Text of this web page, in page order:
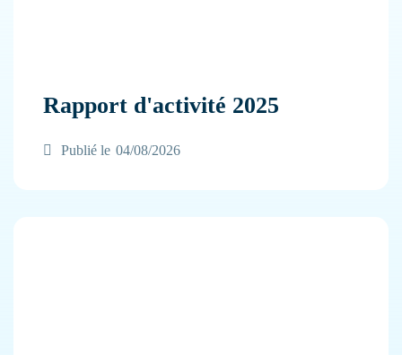
Rapport d'activité 2025
Publié le 04/08/2026